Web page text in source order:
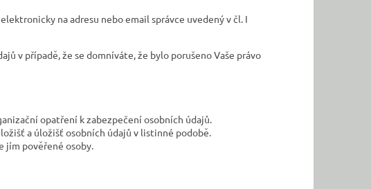
na adresu nebo email správce uvedený v čl. I
v případě, že se domníváte, že bylo porušeno Vaše právo
opatření k zabezpečení osobních údajů.
a úložišť osobních údajů v listinné podobě.
jím pověřené osoby.